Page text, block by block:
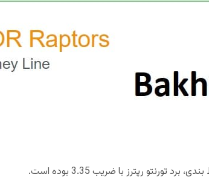
رپترز با ضریب 3.35 بوده است.